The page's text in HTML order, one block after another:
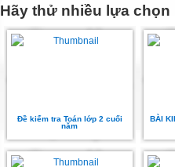
TL
Hãy thử nhiều lựa chọn
Đề kiểm tra Toán lớp 2 cuối
năm
BÀI